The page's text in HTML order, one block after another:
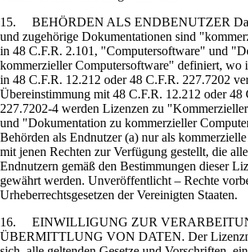
15. BEHÖRDEN ALS ENDBENUTZER
und zugehörige Dokumentationen sind
in 48 C.F.R. 2.101, "Computersoftware" und
kommerzieller Computersoftware" definiert, wo
in 48 C.F.R. 12.212 oder 48 C.F.R. 227.7202
Übereinstimmung mit 48 C.F.R. 12.212 oder 48
227.7202-4 werden Lizenzen zu
und "Dokumentation zu kommerzieller
Behörden als Endnutzer (a) nur als
mit jenen Rechten zur Verfügung gestellt, die
Endnutzern gemäß den Bestimmungen dieser
gewährt werden. Unveröffentlicht – Rechte
Urheberrechtsgesetzen der Vereinigten Staaten.
16. EINWILLIGUNG ZUR
ÜBERMITTLUNG VON DATEN. Der